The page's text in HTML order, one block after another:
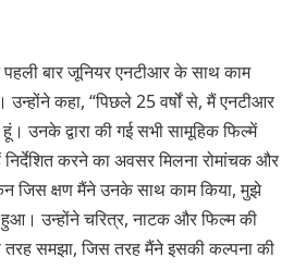
बार जूनियर एनटीआर के साथ काम
कहा, “पिछले 25 वर्षों से, मैं एनटीआर
उनके द्वारा की गई सभी सामूहिक फिल्में
करने का अवसर मिलना रोमांचक और
जिस क्षण मैंने उनके साथ काम किया, मुझे
उन्होंने चरित्र, नाटक और फिल्म की
तरह समझा, जिस तरह मैंने इसकी कल्पना की